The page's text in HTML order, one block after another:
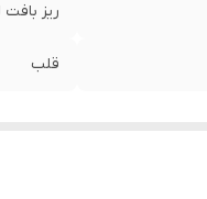
ریز
قلب